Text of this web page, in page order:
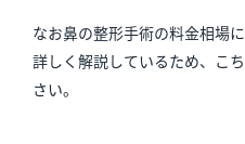
なお鼻の整形手術の料金相場
詳しく解説しているため、こ
さい。